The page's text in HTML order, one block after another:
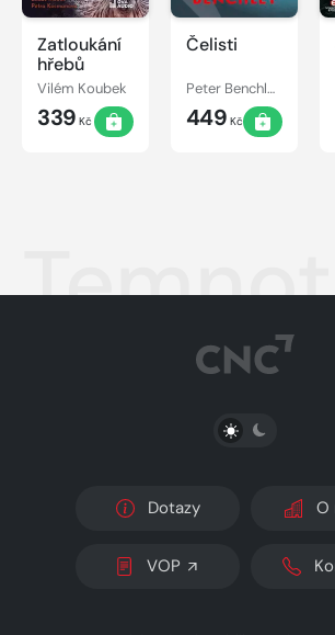
Zatloukání
hřebů
Vilém Koubek
339 Kč
Čelisti
Peter Benchley
449 Kč
PŘEPNOUT
Dotazy O
VOP